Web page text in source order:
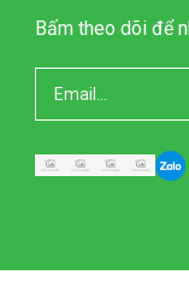
Bấm theo dõi để